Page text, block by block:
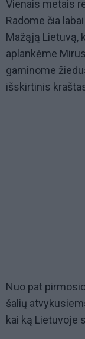
Vienais metais
Radome čia
Mažąją Lietuvą,
aplankėme
gaminome
išskirtinis
Nuo pat
šalių
kai ką Lietuvoje